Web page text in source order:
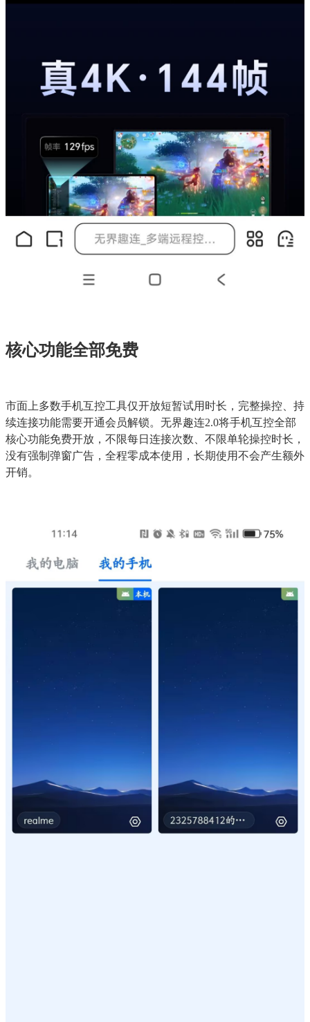
核心功能全部免费
市面上多数手机互控工具仅开放短暂试用时长，完整操控、持
续连接功能需要开通会员解锁。无界趣连2.0将手机互控全部
核心功能免费开放，不限每日连接次数、不限单轮操控时长，
没有强制弹窗广告，全程零成本使用，长期使用不会产生额外
开销。